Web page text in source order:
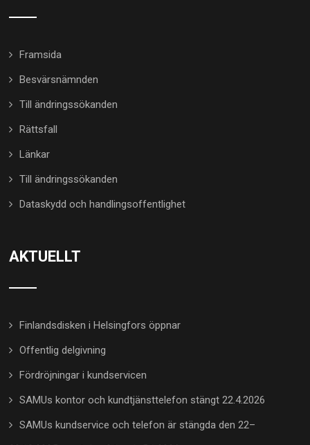
Framsida
Besvärsnämnden
Till ändringssökanden
Rättsfall
Länkar
Till ändringssökanden
Dataskydd och handlingsoffentlighet
AKTUELLT
Finlandsdisken i Helsingfors öppnar
Offentlig delgivning
Fördröjningar i kundservicen
SAMUs kontor och kundtjänsttelefon stängt 22.4.2026
SAMUs kundservice och telefon är stängda den 22–